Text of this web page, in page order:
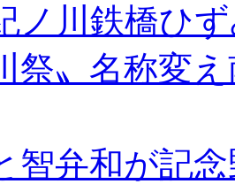
ノ川鉄橋ひ
祭〟名称変
智弁和が記